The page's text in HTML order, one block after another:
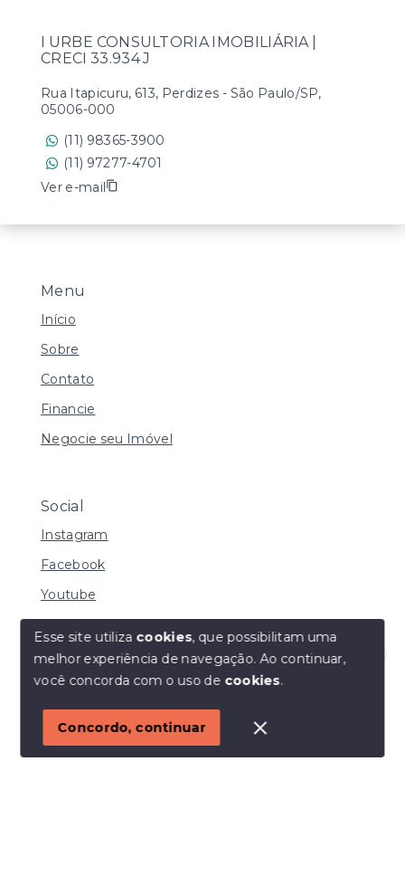
Olá! Estamos disponíveis para te ajudar.
Menu
Início
Sobre
Contato
Financie
Negocie seu Imóvel
Social
Instagram
Facebook
Youtube
© Copyright 2026 - I URBE CONSULTORIA
IMOBILIÁRIA | CRECI 33.934 J - Todos os direitos
SITE PARA IMOBILIARIA
I URBE CONSULTORIA IMOBILIÁRIA |
CRECI 33.934 J
Rua Itapicuru, 613, Perdizes - São Paulo/SP,
05006-000
(11) 98365-3900
(11) 97277-4701
Ver e-mail
Esse site utiliza cookies, que possibilitam uma
melhor experiência de navegação.Ao continuar,
você concorda com o uso de cookies.
Concordo, continuar